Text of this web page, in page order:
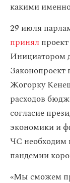
какими
29 июля
принял
Инициатором
Законопроект
Жогорку
расходов
согласие
экономики и
ЧС необходим
пандемии
«Мы сможем